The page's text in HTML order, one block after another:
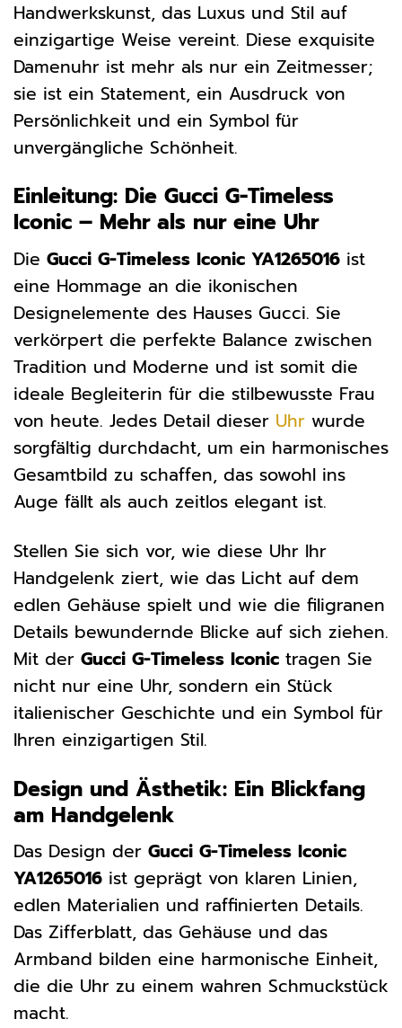
Handwerkskunst, das Luxus und Stil auf
einzigartige Weise vereint. Diese exquisite
Damenuhr ist mehr als nur ein Zeitmesser;
sie ist ein Statement, ein Ausdruck von
Persönlichkeit und ein Symbol für
unvergängliche Schönheit.
Einleitung: Die Gucci G-Timeless
Iconic – Mehr als nur eine Uhr
Die Gucci G-Timeless Iconic YA1265016 ist
eine Hommage an die ikonischen
Designelemente des Hauses Gucci. Sie
verkörpert die perfekte Balance zwischen
Tradition und Moderne und ist somit die
ideale Begleiterin für die stilbewusste Frau
von heute. Jedes Detail dieser Uhr wurde
sorgfältig durchdacht, um ein harmonisches
Gesamtbild zu schaffen, das sowohl ins
Auge fällt als auch zeitlos elegant ist.
Stellen Sie sich vor, wie diese Uhr Ihr
Handgelenk ziert, wie das Licht auf dem
edlen Gehäuse spielt und wie die filigranen
Details bewundernde Blicke auf sich ziehen.
Mit der Gucci G-Timeless Iconic tragen Sie
nicht nur eine Uhr, sondern ein Stück
italienischer Geschichte und ein Symbol für
Ihren einzigartigen Stil.
Design und Ästhetik: Ein Blickfang
am Handgelenk
Das Design der Gucci G-Timeless Iconic
YA1265016 ist geprägt von klaren Linien,
edlen Materialien und raffinierten Details.
Das Zifferblatt, das Gehäuse und das
Armband bilden eine harmonische Einheit,
die die Uhr zu einem wahren Schmuckstück
macht.